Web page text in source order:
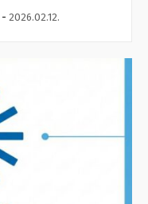
- 2026.02.12.